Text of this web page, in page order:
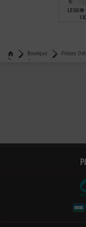
LEGO®
Boutique
Pièces
Lego® mur - cloison vitrée